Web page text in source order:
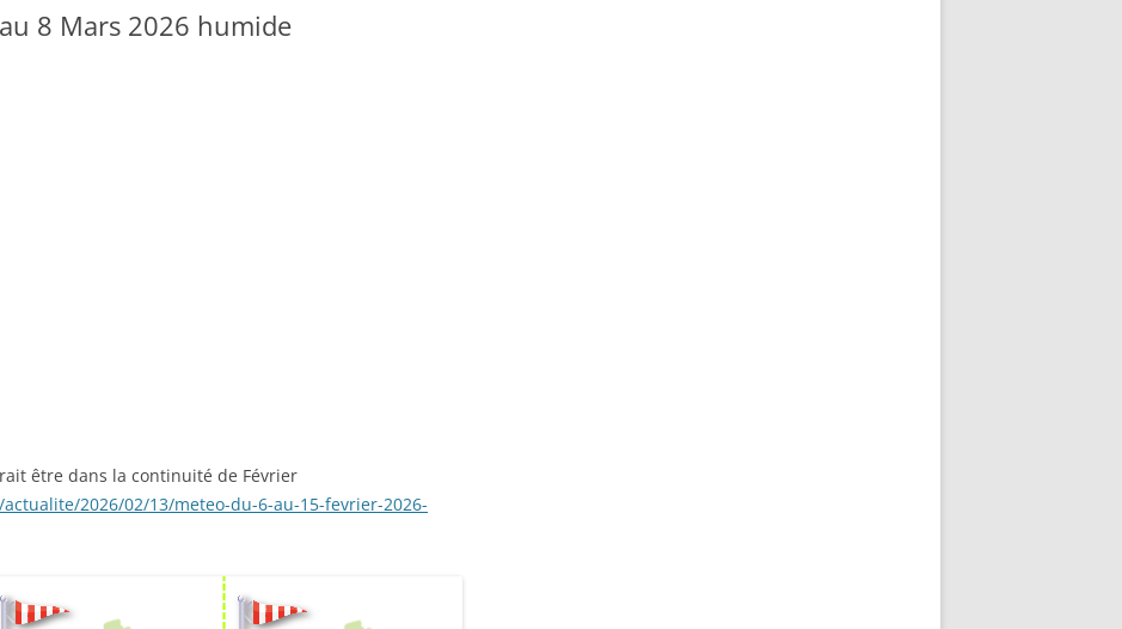
8 Mars 2026 humide
être dans la continuité de Février
2026/02/13/meteo-du-6-au-15-fevrier-2026-